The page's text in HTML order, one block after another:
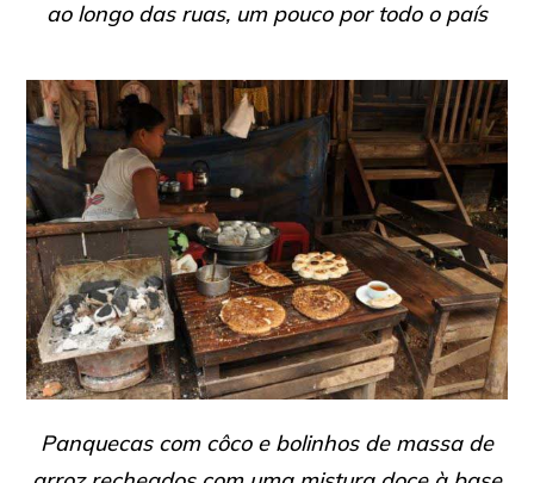
ao longo das ruas, um pouco por todo o país
Panquecas com côco e bolinhos de massa de